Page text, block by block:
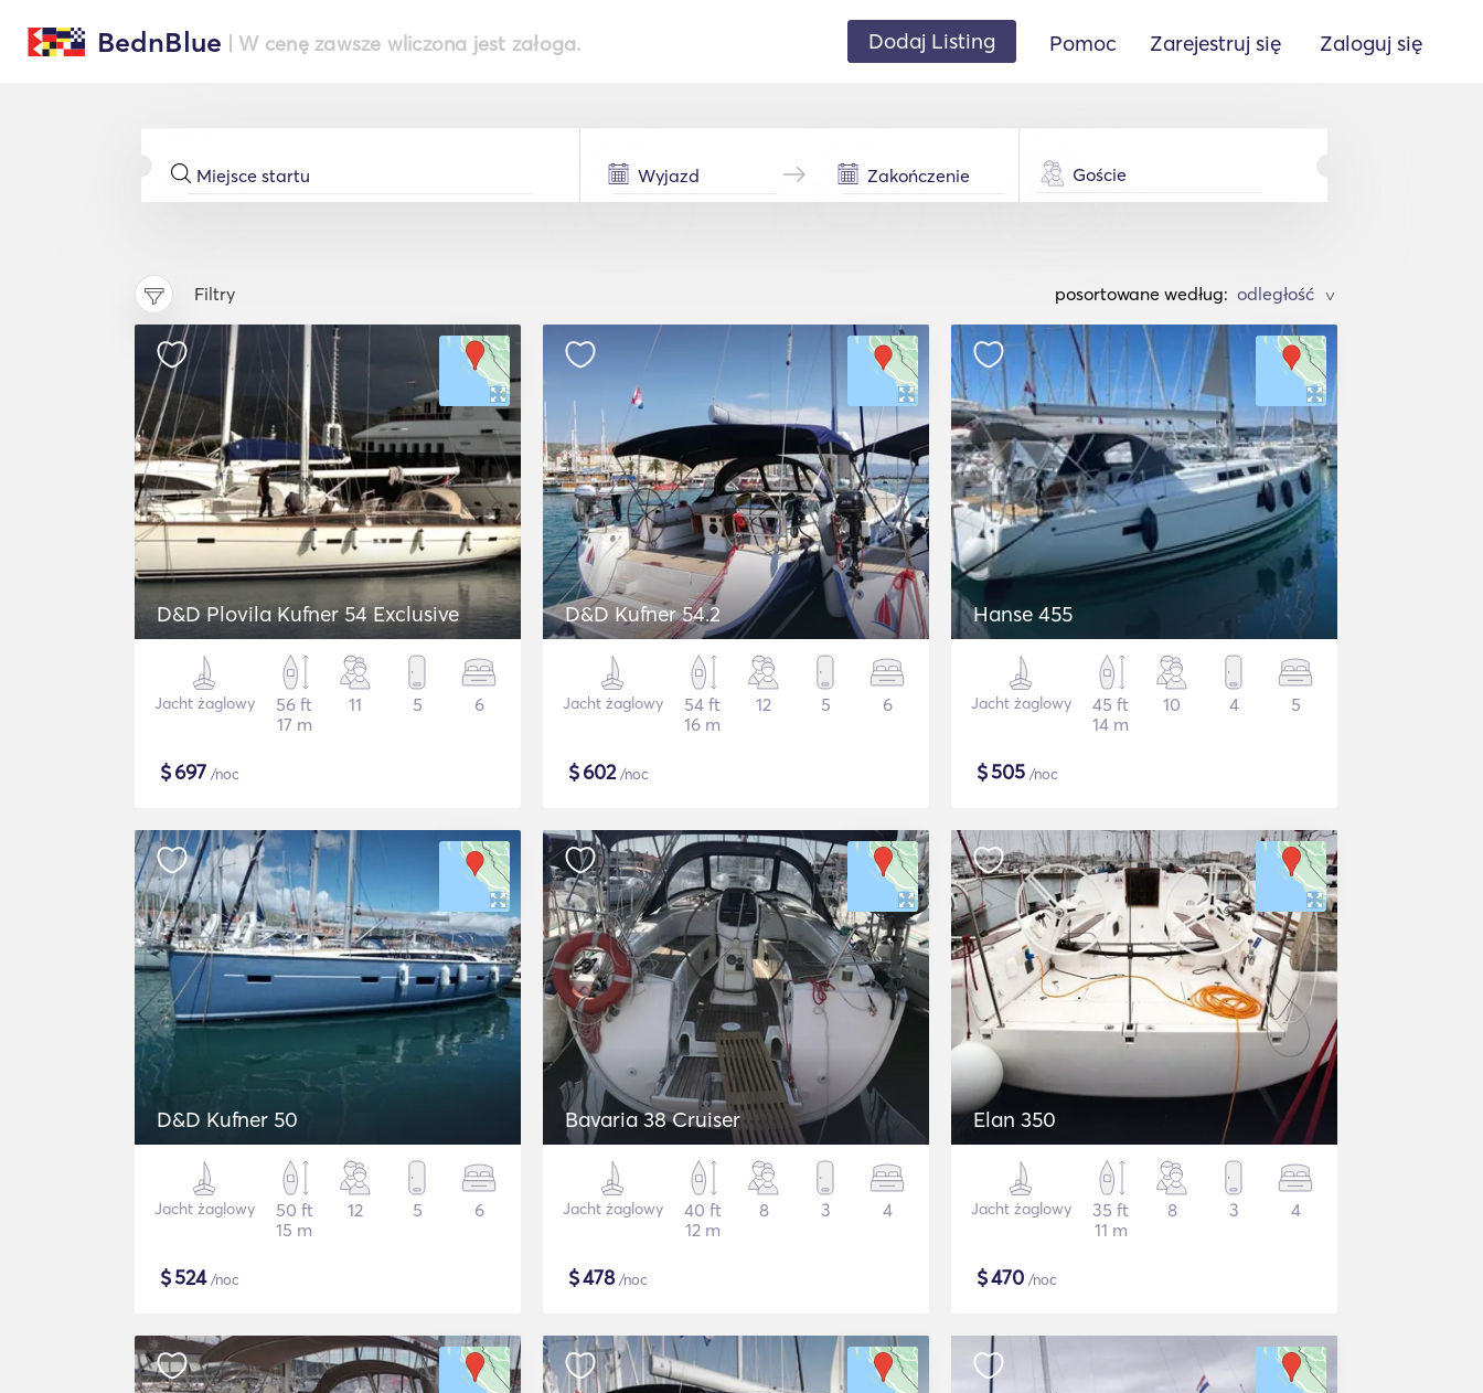
BednBlue | W cenę zawsze wliczona jest załoga. Dodaj Listing Pomoc Zarejestruj się Zaloguj się
Goście
Filtry posortowane według: >
D&D Plovila Kufner 54 Exclusive
Jacht żaglowy
56 ft
17 m
11 5 6
$697 /noc
D&D Kufner 54.2
Jacht żaglowy
54 ft
16 m
12 5 6
$602/noc
Hanse 455
Jacht żaglowy
45 ft
14 m
10 4 5
$505 /noc
D&D Kufner 50
Jacht żaglowy
50 ft
15 m
12 5 6
$524/noc
Bavaria 38 Cruiser
Jacht żaglowy
40 ft
12 m
8 3 4
$478/noc
Elan 350
Jacht żaglowy
35 ft
11 m
8 3 4
$470 /noc